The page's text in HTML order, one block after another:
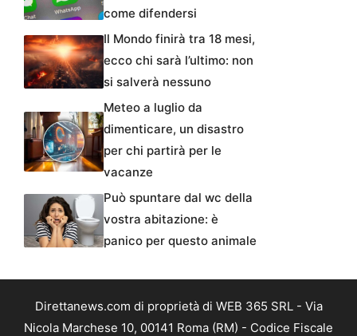
come difendersi
Il Mondo finirà tra 18 mesi,
ecco chi sarà l’ultimo: non
si salverà nessuno
Meteo a luglio da
dimenticare, un disastro
per chi partirà per le
vacanze
Può spuntare dal wc della
vostra abitazione: è
panico per questo animale
Direttanews.com di proprietà di WEB 365 SRL - Via
Nicola Marchese 10, 00141 Roma (RM) - Codice Fiscale